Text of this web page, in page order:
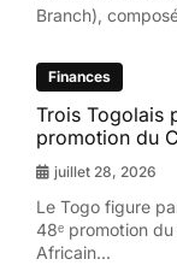
Branch),
Finances
Trois Togolais
promotion du
juillet 28, 2026
Le Togo figure
48ᵉ promotion
Africain...